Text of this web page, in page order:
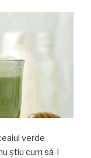
verde
știu cum să-l